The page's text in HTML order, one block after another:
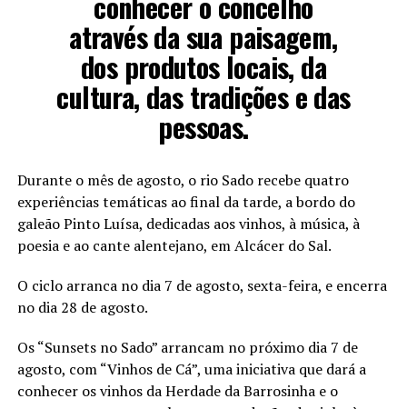
através da sua paisagem,
dos produtos locais, da
cultura, das tradições e das
pessoas.
Durante o mês de agosto, o rio Sado recebe quatro
experiências temáticas ao final da tarde, a bordo do
galeão Pinto Luísa, dedicadas aos vinhos, à música, à
poesia e ao cante alentejano, em Alcácer do Sal.
O ciclo arranca no dia 7 de agosto, sexta-feira, e encerra
no dia 28 de agosto.
Os “Sunsets no Sado” arrancam no próximo dia 7 de
agosto, com “Vinhos de Cá”, uma iniciativa que dará a
conhecer os vinhos da Herdade da Barrosinha e o